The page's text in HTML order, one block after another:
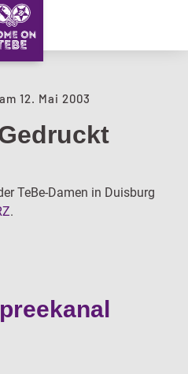
OF LOVE
am 12. Mai 2003
TeBe-Damen in Duisburg
.